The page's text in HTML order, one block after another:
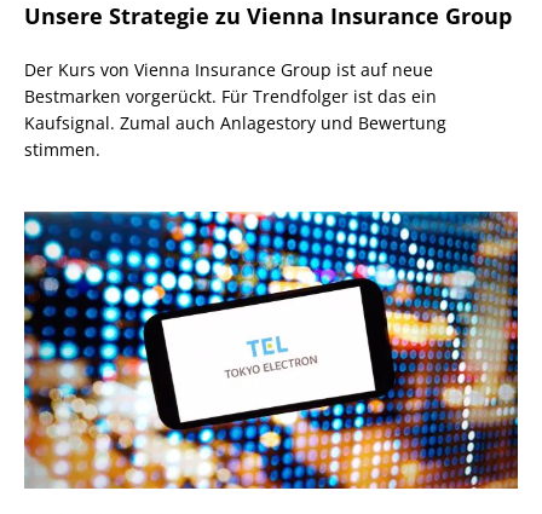
Unsere Strategie zu Vienna Insurance Group
Der Kurs von Vienna Insurance Group ist auf neue
Bestmarken vorgerückt. Für Trendfolger ist das ein
Kaufsignal. Zumal auch Anlagestory und Bewertung
stimmen.